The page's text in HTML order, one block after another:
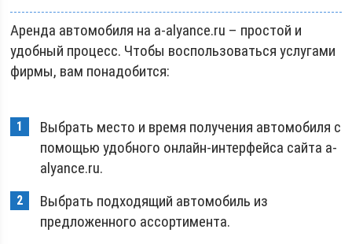
Аренда автомобиля на a-alyance.ru – простой и
удобный процесс. Чтобы воспользоваться услугами
фирмы, вам понадобится:
Выбрать место и время получения автомобиля с
помощью удобного онлайн-интерфейса сайта a-
alyance.ru.
Выбрать подходящий автомобиль из
предложенного ассортимента.